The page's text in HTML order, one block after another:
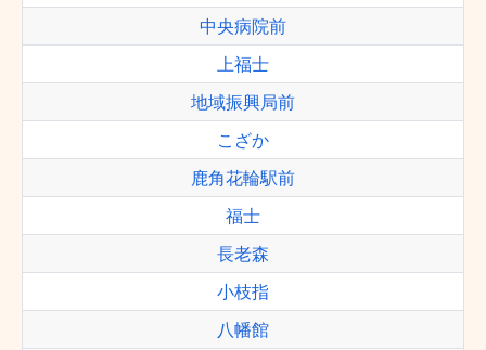
中央病院前
上福士
地域振興局前
こざか
鹿角花輪駅前
福士
長老森
小枝指
八幡館